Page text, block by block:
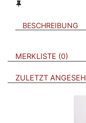
BESCHREIBUNG
VERWEISE AUF
MERKLISTE 0
ZULETZT